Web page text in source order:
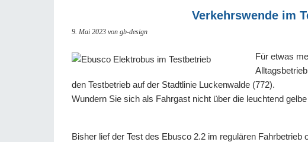
Verkehrswende im
9. Mai 2023 von gb-design
Für etwas
den Testbetrieb auf der Stadtlinie Luckenwalde (772).
Wundern Sie sich als Fahrgast nicht über die leuchtend
Bisher lief der Test des Ebusco 2.2 im regulären